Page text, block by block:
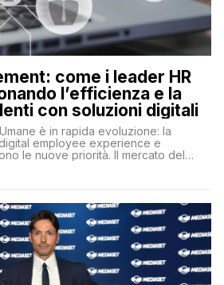
come i leader HR
l’efficienza e la
con soluzioni digitali
è in rapida evoluzione: la
employee experience e
le nuove priorità. Il mercato del
più competitivo con una lotta